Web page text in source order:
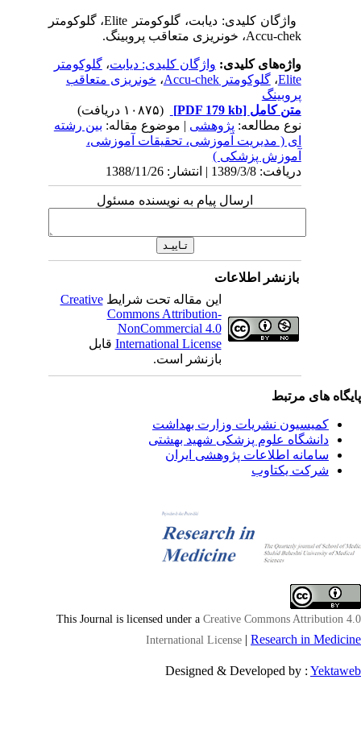
واژگان کلیدی: دیابت، گلوکومتر Elite، گلوکومتر
Accu-chek، خونریزی متعاقب پروبینگ.
واژه‌های کلیدی:واژگان کلیدی: دیابت،گلوکومتر
Elite،گلوکومتر Accu-chek ،خونریزی متعاقب
پروبینگ
متن کامل[PDF 179 kb]
نوع مطالعه:پژوهشی| موضوع مقاله:بین رشته
ای ( مدیریت آموزشی، تحقیقات آموزشی،
آموزش پزشکی )
دریافت: 1389/3/8 | انتشار: 1388/11/26
ارسال پیام به نویسنده مسئول
بازنشر اطلاعات
این مقاله تحت شرایطCreative
Commons Attribution-
NonCommercial 4.0
International Licenseقابل
بازنشر است.
های مرتبط
کمیسیون نشریات وزارت بهداشت
دانشگاه علوم پزشکی شهید بهشتی
سامانه اطلاعات پژوهشی ایران
شرکت یکتاوب
This Journal is licensed under aCreative Commons Attribution
International License|Research in
Designed & Developed by :